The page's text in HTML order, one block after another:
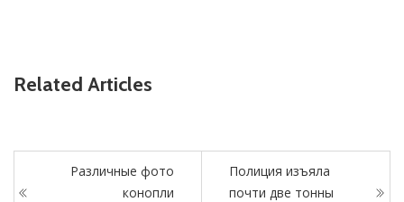
Related Articles
Различные фото
конопли
Полиция изъяла
почти две тонны